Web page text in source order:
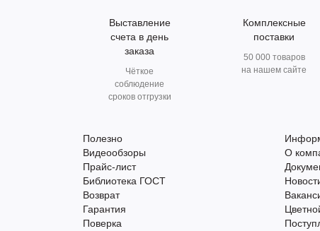
Выставление
счета в день
заказа
Чёткое
соблюдение
сроков отгрузки
Комплексные
поставки
50 000 товаров
на нашем сайте
Полезно
Видеообзоры
Прайс-лист
Библиотека ГОСТ
Возврат
Гарантия
Поверка
О